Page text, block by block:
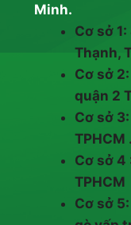
Minh.
Cơ sở
Thạnh,
Cơ sở
quận 2
Cơ sở
TPHCM .
Cơ sở 4
TPHCM
Cơ sở